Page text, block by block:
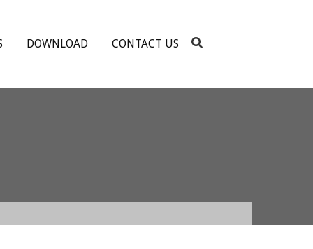
DOWNLOAD CONTACT US